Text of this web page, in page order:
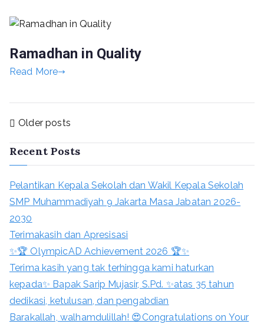
Ramadhan in Quality
Read More
Older posts
Recent Posts
Pelantikan Kepala Sekolah dan Wakil Kepala Sekolah
SMP Muhammadiyah 9 Jakarta Masa Jabatan 2026-
2030
Terimakasih dan Apresisasi
✨🏆 OlympicAD Achievement 2026 🏆✨
Terima kasih yang tak terhingga kami haturkan
kepada✨ Bapak Sarip Mujasir, S.Pd. ✨atas 35 tahun
dedikasi, ketulusan, dan pengabdian
Barakallah, walhamdulillah! 😍Congratulations on Your